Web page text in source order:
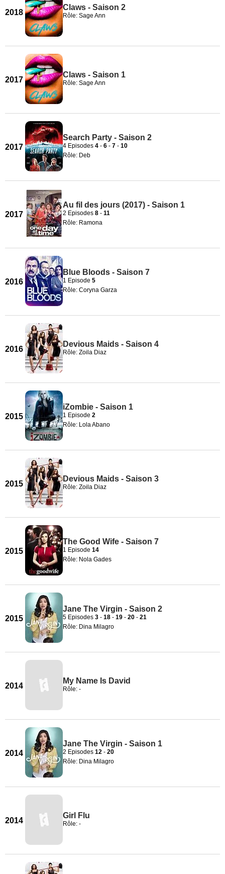
2018
Claws - Saison 2
Rôle: Sage Ann
2017
Claws - Saison 1
Rôle: Sage Ann
2017
Search Party - Saison 2
4 Episodes 4 - 6 - 7 - 10
Rôle: Deb
2017
Au fil des jours (2017) - Saison 1
2 Episodes 8 - 11
Rôle: Ramona
2016
Blue Bloods - Saison 7
1 Episode 5
Rôle: Coryna Garza
2016
Devious Maids - Saison 4
Rôle: Zoila Diaz
2015
iZombie - Saison 1
1 Episode 2
Rôle: Lola Abano
2015
Devious Maids - Saison 3
Rôle: Zoila Diaz
2015
The Good Wife - Saison 7
1 Episode 14
Rôle: Nola Gades
2015
Jane The Virgin - Saison 2
5 Episodes 3 - 18 - 19 - 20 - 21
Rôle: Dina Milagro
2014
My Name Is David
Rôle: -
2014
Jane The Virgin - Saison 1
2 Episodes 12 - 20
Rôle: Dina Milagro
2014
Girl Flu
Rôle: -